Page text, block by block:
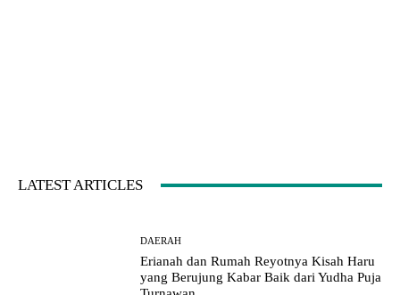
LATEST ARTICLES
DAERAH
Erianah dan Rumah Reyotnya Kisah Haru
yang Berujung Kabar Baik dari Yudha Puja